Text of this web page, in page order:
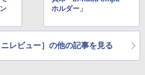
ホルダー」
ニレビュー］の他の記事を見る